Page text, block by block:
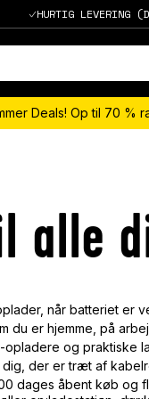
HURTIG LEVERING
Deals! Op til 70 %
alle
når batteriet er
er hjemme, på
og praktiske
der er træt af
dages åbent køb og